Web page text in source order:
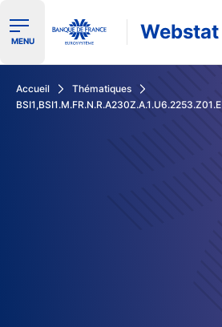
Ouvrir le menu de navigation
MENU Webstat
Accueil
Thématiques
BSI1,BSI1.M.FR.N.R.A230Z.A.1.U6.2253.Z01.E